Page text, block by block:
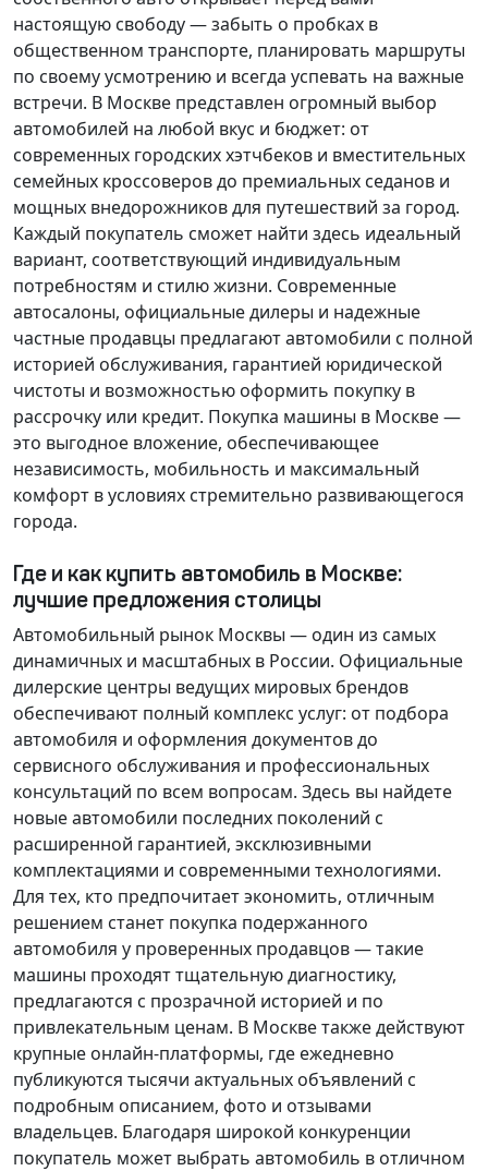
настоящую свободу — забыть о пробках в
общественном транспорте, планировать маршруты
по своему усмотрению и всегда успевать на важные
встречи. В Москве представлен огромный выбор
автомобилей на любой вкус и бюджет: от
современных городских хэтчбеков и вместительных
семейных кроссоверов до премиальных седанов и
мощных внедорожников для путешествий за город.
Каждый покупатель сможет найти здесь идеальный
вариант, соответствующий индивидуальным
потребностям и стилю жизни. Современные
автосалоны, официальные дилеры и надежные
частные продавцы предлагают автомобили с полной
историей обслуживания, гарантией юридической
чистоты и возможностью оформить покупку в
рассрочку или кредит. Покупка машины в Москве —
это выгодное вложение, обеспечивающее
независимость, мобильность и максимальный
комфорт в условиях стремительно развивающегося
города.
Где и как купить автомобиль в Москве:
лучшие предложения столицы
Автомобильный рынок Москвы — один из самых
динамичных и масштабных в России. Официальные
дилерские центры ведущих мировых брендов
обеспечивают полный комплекс услуг: от подбора
автомобиля и оформления документов до
сервисного обслуживания и профессиональных
консультаций по всем вопросам. Здесь вы найдете
новые автомобили последних поколений с
расширенной гарантией, эксклюзивными
комплектациями и современными технологиями.
Для тех, кто предпочитает экономить, отличным
решением станет покупка подержанного
автомобиля у проверенных продавцов — такие
машины проходят тщательную диагностику,
предлагаются с прозрачной историей и по
привлекательным ценам. В Москве также действуют
крупные онлайн-платформы, где ежедневно
публикуются тысячи актуальных объявлений с
подробным описанием, фото и отзывами
владельцев. Благодаря широкой конкуренции
покупатель может выбрать автомобиль в отличном